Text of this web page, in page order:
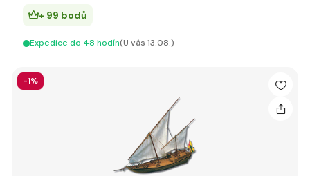
+ 99 bodů
Expedice do 48 hodín(U vás 13.08.)
-1%